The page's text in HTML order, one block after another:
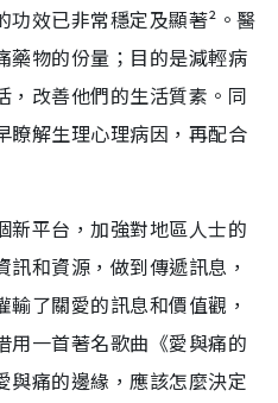
功效已非常穩定及顯著²。醫
藥物的份量；目的是減輕病
，改善他們的生活質素。同
瞭解生理心理病因，再配合
新平台，加強對地區人士的
和資源，做到傳遞訊息，
了關愛的訊息和價值觀，
用一首著名歌曲《愛與痛的
與痛的邊緣，應該怎麼決定